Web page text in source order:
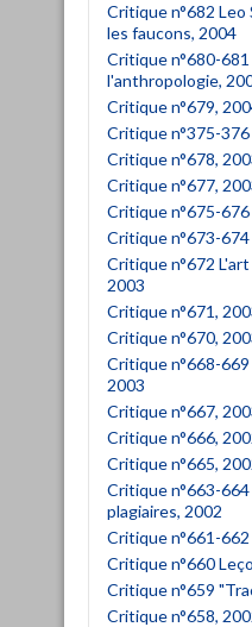
Critique n°682
les faucons, 2004
Critique n°680-
l'anthropologie,
Critique n°679,
Critique n°375-
Critique n°678,
Critique n°677,
Critique n°675-
Critique n°673-
Critique n°672
2003
Critique n°671,
Critique n°670,
Critique n°668-
2003
Critique n°667,
Critique n°666,
Critique n°665,
Critique n°663-
plagiaires, 2002
Critique n°661-
Critique n°660
Critique n°659
Critique n°658,